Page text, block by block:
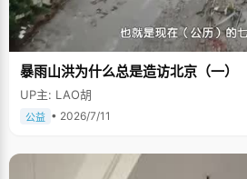
暴雨山洪为什么总是造访北京（一）
UP主: LAO胡
公益 • 2026/7/11